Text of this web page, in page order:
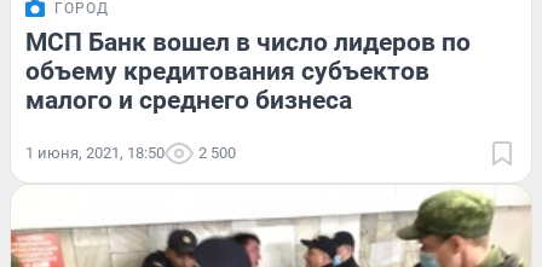
ГОРОД
МСП Банк вошел в число лидеров по
объему кредитования субъектов
малого и среднего бизнеса
1 июня, 2021, 18:50 2 500